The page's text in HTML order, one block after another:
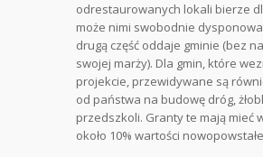
odrestaurowanych lokali bierze
może nimi swobodnie
drugą część oddaje gminie (bez
swojej marży). Dla gmin, które
projekcie, przewidywane są
od państwa na budowę dróg,
przedszkoli. Granty te mają mieć
około 10% wartości